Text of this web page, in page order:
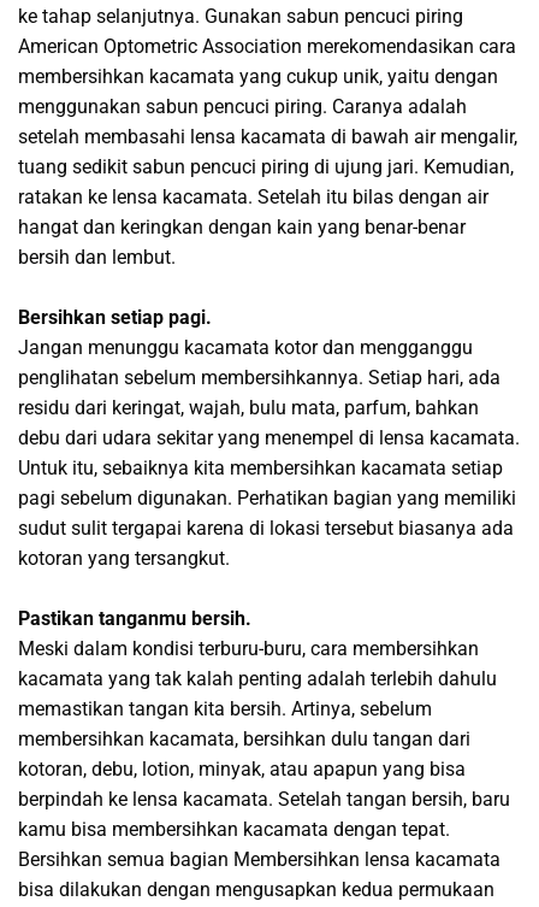
ke tahap selanjutnya. Gunakan sabun pencuci piring
American Optometric Association merekomendasikan cara
membersihkan kacamata yang cukup unik, yaitu dengan
menggunakan sabun pencuci piring. Caranya adalah
setelah membasahi lensa kacamata di bawah air mengalir,
tuang sedikit sabun pencuci piring di ujung jari. Kemudian,
ratakan ke lensa kacamata. Setelah itu bilas dengan air
hangat dan keringkan dengan kain yang benar-benar
bersih dan lembut.
Bersihkan setiap pagi.
Jangan menunggu kacamata kotor dan mengganggu
penglihatan sebelum membersihkannya. Setiap hari, ada
residu dari keringat, wajah, bulu mata, parfum, bahkan
debu dari udara sekitar yang menempel di lensa kacamata.
Untuk itu, sebaiknya kita membersihkan kacamata setiap
pagi sebelum digunakan. Perhatikan bagian yang memiliki
sudut sulit tergapai karena di lokasi tersebut biasanya ada
kotoran yang tersangkut.
Pastikan tanganmu bersih.
Meski dalam kondisi terburu-buru, cara membersihkan
kacamata yang tak kalah penting adalah terlebih dahulu
memastikan tangan kita bersih. Artinya, sebelum
membersihkan kacamata, bersihkan dulu tangan dari
kotoran, debu, lotion, minyak, atau apapun yang bisa
berpindah ke lensa kacamata. Setelah tangan bersih, baru
kamu bisa membersihkan kacamata dengan tepat.
Bersihkan semua bagian Membersihkan lensa kacamata
bisa dilakukan dengan mengusapkan kedua permukaan